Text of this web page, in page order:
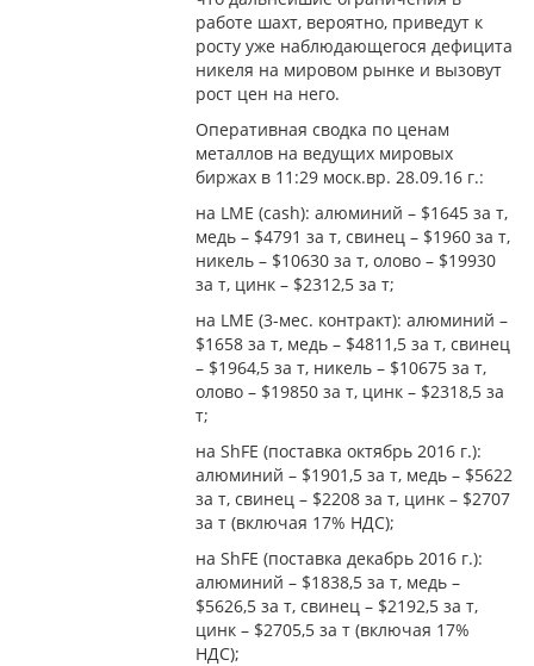
работе шахт, вероятно, приведут к
росту уже наблюдающегося дефицита
никеля на мировом рынке и вызовут
рост цен на него.
Оперативная сводка по ценам
металлов на ведущих мировых
биржах в 11:29 моск.вр. 28.09.16 г.:
на LME (cash): алюминий – $1645 за т,
медь – $4791 за т, свинец – $1960 за т,
никель – $10630 за т, олово – $19930
за т, цинк – $2312,5 за т;
на LME (3-мес. контракт): алюминий –
$1658 за т, медь – $4811,5 за т, свинец
– $1964,5 за т, никель – $10675 за т,
олово – $19850 за т, цинк – $2318,5 за
т;
на ShFE (поставка октябрь 2016 г.):
алюминий – $1901,5 за т, медь – $5622
за т, свинец – $2208 за т, цинк – $2707
за т (включая 17% НДС);
на ShFE (поставка декабрь 2016 г.):
алюминий – $1838,5 за т, медь –
$5626,5 за т, свинец – $2192,5 за т,
цинк – $2705,5 за т (включая 17%
НДС);